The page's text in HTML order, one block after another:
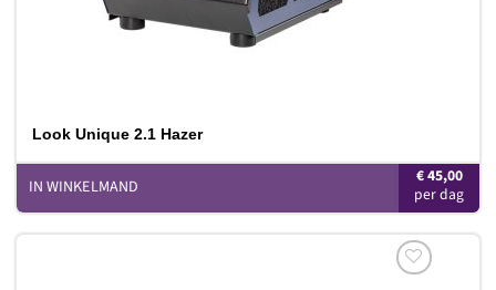
Look Unique 2.1 Hazer
€45,00
IN WINKELMAND